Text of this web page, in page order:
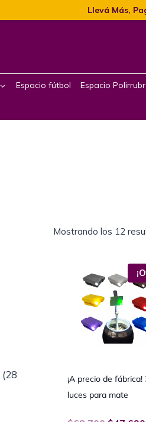
Llevá Más,
Espacio fútbol Espacio
Mostrando los 12
¡A precio de fábrica!
luces para mate
28